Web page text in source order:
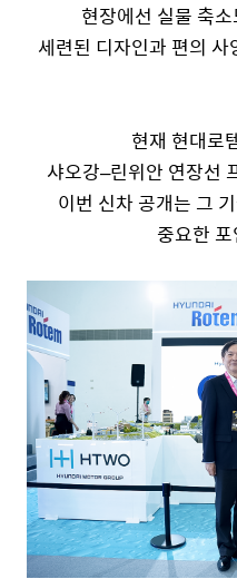
현장에선 실물 축
세련된 디자인과 편의
현재 현대로
샤오강–린위안 연장선
이번 신차 공개는 그
중요한